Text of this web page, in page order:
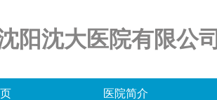
阳沈大医院有限公司
医院简介